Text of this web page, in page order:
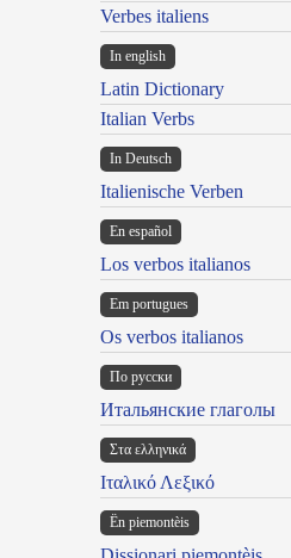
Verbes italiens
In english
Latin Dictionary
Italian Verbs
In Deutsch
Italienische Verben
En español
Los verbos italianos
Em portugues
Os verbos italianos
По русски
Итальянские глаголы
Στα ελληνικά
Ιταλικό Λεξικό
Ën piemontèis